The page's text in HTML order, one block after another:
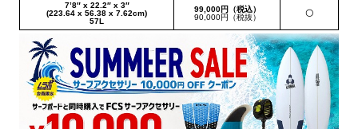
7’8″ x 22.2″ x 3″
(223.64 x 56.38 x 7.62cm)
57L
99,000円（税込）
90,000円（税抜）
〇